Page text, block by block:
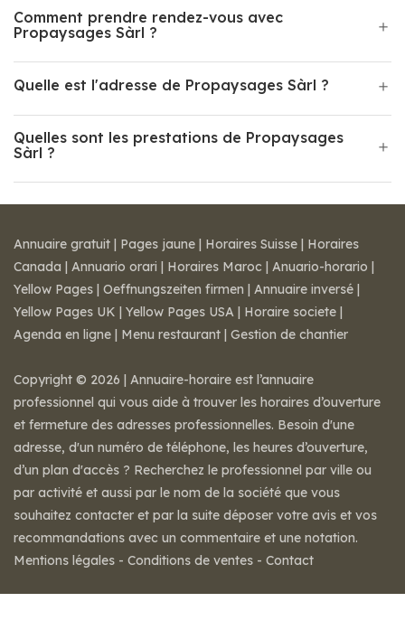
Comment prendre rendez-vous avec
Propaysages Sàrl ?
Quelle est l'adresse de Propaysages Sàrl ?
Quelles sont les prestations de Propaysages
Sàrl ?
Annuaire gratuit | Pages jaune | Horaires Suisse | Horaires
Canada | Annuario orari | Horaires Maroc | Anuario-horario |
Yellow Pages | Oeffnungszeiten firmen | Annuaire inversé |
Yellow Pages UK | Yellow Pages USA | Horaire societe |
Agenda en ligne | Menu restaurant | Gestion de chantier
Copyright © 2026 | Annuaire-horaire est l’annuaire
professionnel qui vous aide à trouver les horaires d’ouverture
et fermeture des adresses professionnelles. Besoin d'une
adresse, d'un numéro de téléphone, les heures d’ouverture,
d’un plan d'accès ? Recherchez le professionnel par ville ou
par activité et aussi par le nom de la société que vous
souhaitez contacter et par la suite déposer votre avis et vos
recommandations avec un commentaire et une notation.
Mentions légales - Conditions de ventes - Contact